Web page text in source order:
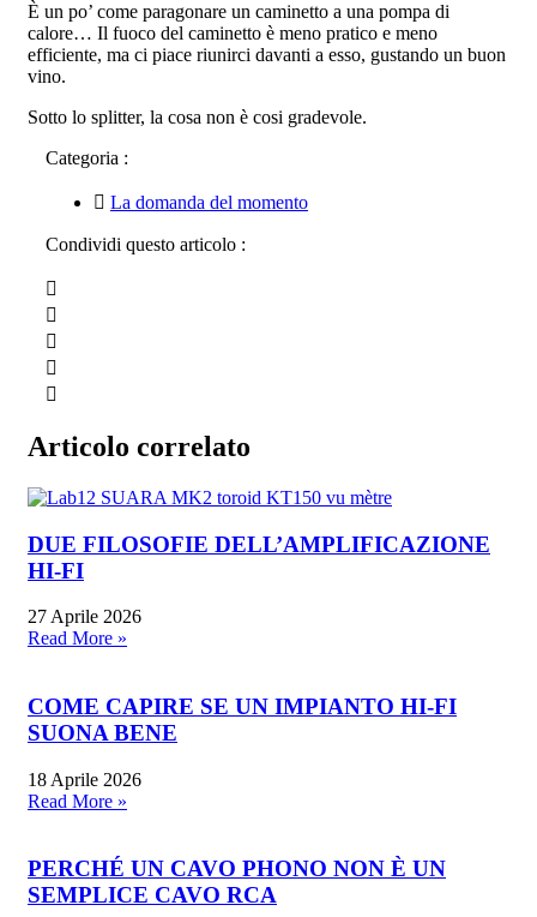
È un po’ come paragonare un caminetto a una pompa di
calore… Il fuoco del caminetto è meno pratico e meno
efficiente, ma ci piace riunirci davanti a esso, gustando un buon
vino.
Sotto lo splitter, la cosa non è cosi gradevole.
Categoria :
La domanda del momento
Condividi questo articolo :
Articolo correlato
DUE FILOSOFIE DELL’AMPLIFICAZIONE
HI-FI
27 Aprile 2026
Read More »
COME CAPIRE SE UN IMPIANTO HI-FI
SUONA BENE
18 Aprile 2026
Read More »
PERCHÉ UN CAVO PHONO NON È UN
SEMPLICE CAVO RCA